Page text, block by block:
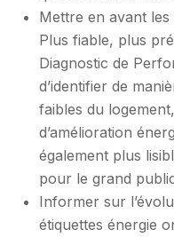
Mettre en avant
Plus fiable, plus
Diagnostic de
d’identifier de
faibles du
d’amélioration
également plus
pour le grand
Informer sur
étiquettes énergie